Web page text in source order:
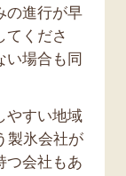
の進行が早
てくださ
い場合も同
やすい地域
製氷会社が
つ会社もあ